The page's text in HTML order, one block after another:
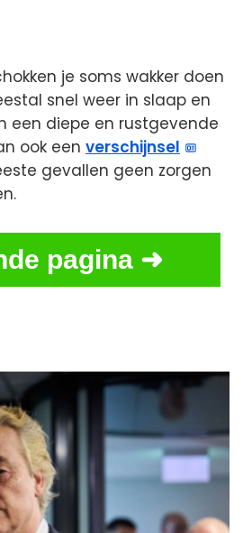
je soms wakker doen
snel weer in slaap en
een diepe en rustgevende
ook een verschijnsel
gevallen geen zorgen
pagina ➜